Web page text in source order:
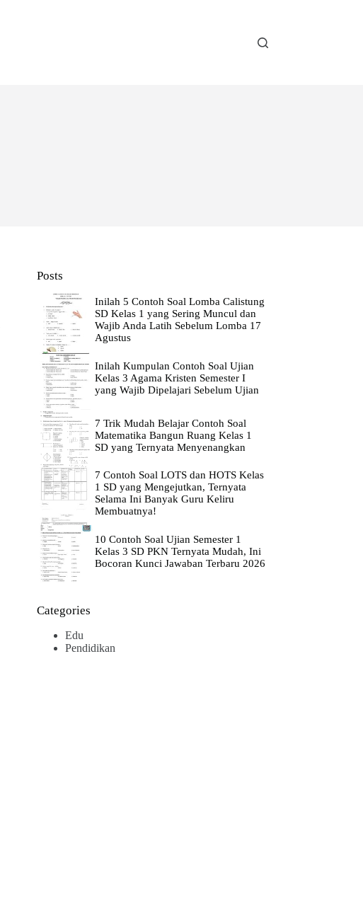
Posts
Inilah 5 Contoh Soal Lomba Calistung
SD Kelas 1 yang Sering Muncul dan
Wajib Anda Latih Sebelum Lomba 17
Agustus
Inilah Kumpulan Contoh Soal Ujian
Kelas 3 Agama Kristen Semester I
yang Wajib Dipelajari Sebelum Ujian
7 Trik Mudah Belajar Contoh Soal
Matematika Bangun Ruang Kelas 1
SD yang Ternyata Menyenangkan
7 Contoh Soal LOTS dan HOTS Kelas
1 SD yang Mengejutkan, Ternyata
Selama Ini Banyak Guru Keliru
Membuatnya!
10 Contoh Soal Ujian Semester 1
Kelas 3 SD PKN Ternyata Mudah, Ini
Bocoran Kunci Jawaban Terbaru 2026
Categories
Edu
Pendidikan